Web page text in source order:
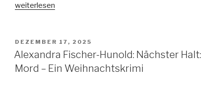
„Petra
in
der
wundervollen
weiterlesen
VERÖFFENTLICHT
AM
DEZEMBER 17, 2025
Alexandra Fischer-Hunold: Nächster Halt:
Mord – Ein Weihnachtskrimi